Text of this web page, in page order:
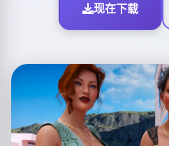
现在下载